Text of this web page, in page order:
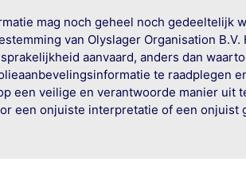
mag noch geheel noch gedeeltelijk
van Olyslager Organisation
aanvaard, anders dan
te
een veilige en verantwoorde manier
een onjuiste interpretatie of een